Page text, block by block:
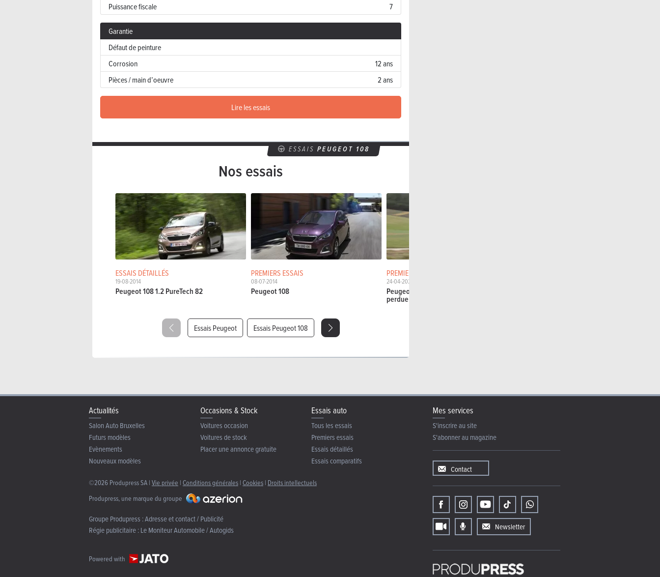
Puissance fiscale
7
Garantie
Défaut de peinture
Corrosion
12 ans
Pièces / main d’oeuvre
2 ans
Lire les essais
ESSAISPEUGEOT 108
Nos essais
ESSAIS DÉTAILLÉS
19-08-2014
Peugeot 108 1.2 PureTech 82
PREMIERS ESSAIS
08-07-2014
Peugeot 108
PREMIERS ESSAIS
24-04-2026
Peugeot E-408 (facelift 2026) - une bataille
perdue...
Essais Peugeot Essais Peugeot 108
Actualités
Salon Auto Bruxelles
Futurs modèles
Evènements
Nouveaux modèles
Occasions & Stock
Voitures occasion
Voitures de stock
Placer une annonce gratuite
Essais auto
Tous les essais
Premiers essais
Essais détaillés
Essais comparatifs
©2026 Produpress SA | Vie privée | Conditions générales | Cookies | Droits intellectuels
Produpress, une marque du groupe
Groupe Produpress :Adresse et contact / Publicité
Régie publicitaire :Le Moniteur Automobile / Autogids
Powered with
Mes services
S'inscrire au site
S'abonner au magazine
Contact
Newsletter